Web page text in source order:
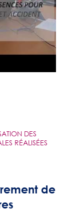
DES
RÉALISÉES
de